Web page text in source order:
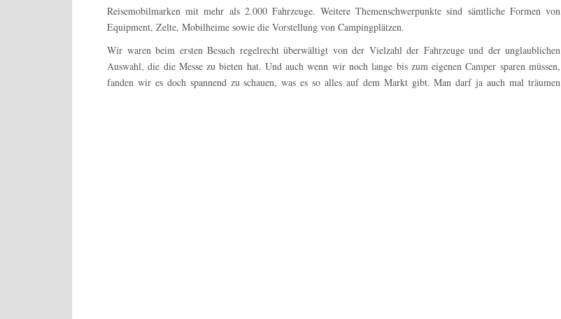
Reisemobilmarken mit mehr als 2.000 Fahrzeuge. Weitere Themenschwerpunkte sind sämtliche Formen von
Equipment, Zelte, Mobilheime sowie die Vorstellung von Campingplätzen.
Wir waren beim ersten Besuch regelrecht überwältigt von der Vielzahl der Fahrzeuge und der unglaublichen
Auswahl, die die Messe zu bieten hat. Und auch wenn wir noch lange bis zum eigenen Camper sparen müssen,
fanden wir es doch spannend zu schauen, was es so alles auf dem Markt gibt. Man darf ja auch mal träumen